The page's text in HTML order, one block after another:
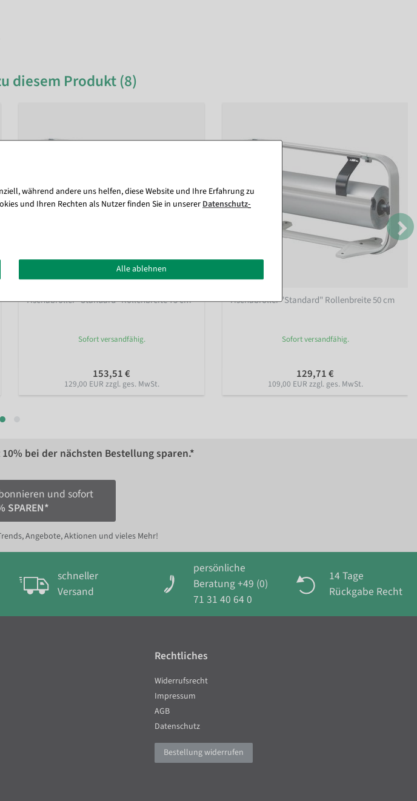
diesem Produkt (8)
Tischabroller "Standard" Rollenbreite 75 cm
Sofort versandfähig.
153,51 €
129,00 EUR zzgl. ges. MwSt.
Tischabroller "Standard" Rollenbreite 50 cm
Sofort versandfähig.
129,71 €
109,00 EUR zzgl. ges. MwSt.
10% bei der nächsten Bestellung sparen.*
und sofort
SPAREN*
Angebote, Aktionen und vieles Mehr!
schneller
Versand
persönliche
Beratung +49 (0)
71 31 40 64 0
14 Tage
Rückgabe Recht
während andere uns helfen, diese Website und Ihre Erfahrung zu
und Ihren Rechten als Nutzer finden Sie in unsererDaten­schutz­
Alle ablehnen
Rechtliches
Widerrufsrecht
Impressum
AGB
Datenschutz
Bestellung widerrufen